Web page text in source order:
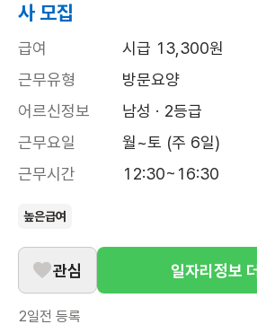
사 모집
급여
시급 13,300원
근무유형
방문요양
어르신정보
남성 · 2등급
근무요일
월~토 (주 6일)
근무시간
12:30~16:30
높은급여
관심 일자리정보
2일전 등록